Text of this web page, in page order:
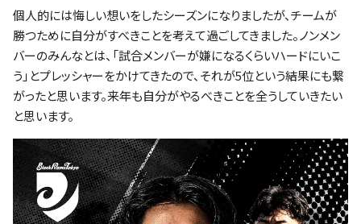
個人的には悔しい想いをしたシーズンになりましたが、チームが
勝つために自分がすべきことを考えて過ごしてきました。ノンメン
バーのみんなとは、「試合メンバーが嫌になるくらいハードにいこ
う」とプレッシャーをかけてきたので、それが5位という結果にも繋
がったと思います。来年も自分がやるべきことを全うしていきたい
と思います。